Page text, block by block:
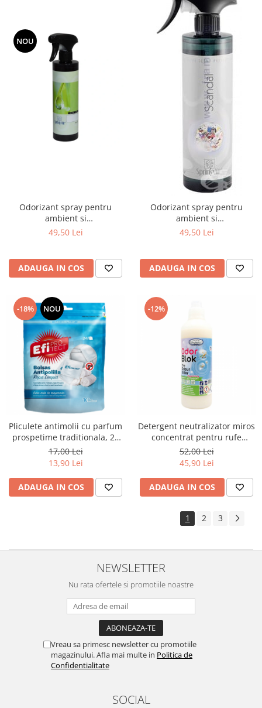
NOU
Odorizant spray pentru
ambient si
tesaturi,Antistress,500ml
49,50 Lei
ADAUGA IN COS
Odorizant spray pentru
ambient si
tesaturi,Scandal,500ml
49,50 Lei
ADAUGA IN COS
-18% NOU
Pliculete antimolii cu parfum
prospetime traditionala, 24
buc/set
17,00 Lei
13,90 Lei
ADAUGA IN COS
-12%
Detergent neutralizator miros
concentrat pentru rufe
OdorBlock, 1L
52,00 Lei
45,90 Lei
ADAUGA IN COS
1 2 3
NEWSLETTER
Nu rata ofertele si promotiile noastre
Vreau sa primesc newsletter cu promotiile
magazinului. Afla mai multe in Politica de
Confidentialitate
SOCIAL